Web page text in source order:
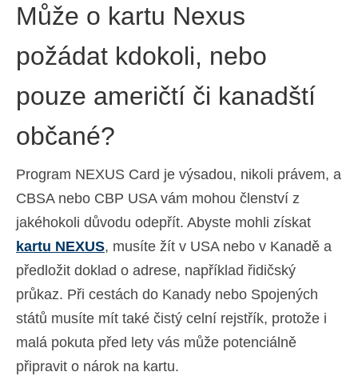
Může o kartu Nexus
požádat kdokoli, nebo
pouze američtí či kanadští
občané?
Program NEXUS Card je výsadou, nikoli právem, a
CBSA nebo CBP USA vám mohou členství z
jakéhokoli důvodu odepřít. Abyste mohli získat
kartu NEXUS, musíte žít v USA nebo v Kanadě a
předložit doklad o adrese, například řidičský
průkaz. Při cestách do Kanady nebo Spojených
států musíte mít také čistý celní rejstřík, protože i
malá pokuta před lety vás může potenciálně
připravit o nárok na kartu.